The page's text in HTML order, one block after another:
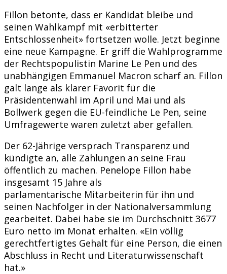
Fillon betonte, dass er Kandidat bleibe und
seinen Wahlkampf mit «erbitterter
Entschlossenheit» fortsetzen wolle. Jetzt beginne
eine neue Kampagne. Er griff die Wahlprogramme
der Rechtspopulistin Marine Le Pen und des
unabhängigen Emmanuel Macron scharf an. Fillon
galt lange als klarer Favorit für die
Präsidentenwahl im April und Mai und als
Bollwerk gegen die EU-feindliche Le Pen, seine
Umfragewerte waren zuletzt aber gefallen.
Der 62-Jährige versprach Transparenz und
kündigte an, alle Zahlungen an seine Frau
öffentlich zu machen. Penelope Fillon habe
insgesamt 15 Jahre als
parlamentarische Mitarbeiterin für ihn und
seinen Nachfolger in der Nationalversammlung
gearbeitet. Dabei habe sie im Durchschnitt 3677
Euro netto im Monat erhalten. «Ein völlig
gerechtfertigtes Gehalt für eine Person, die einen
Abschluss in Recht und Literaturwissenschaft
hat.»